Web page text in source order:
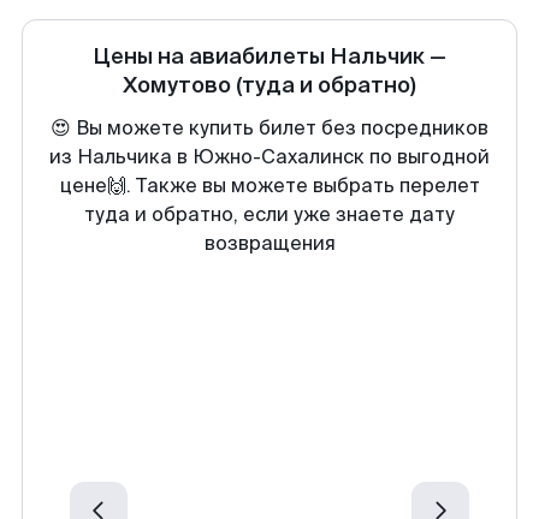
Цены на авиабилеты Нальчик —
Хомутово (туда и обратно)
😍 Вы можете купить билет без посредников
из Нальчика в Южно-Сахалинск по выгодной
цене🙌. Также вы можете выбрать перелет
туда и обратно, если уже знаете дату
возвращения